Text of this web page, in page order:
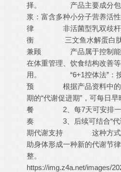
择。 产品主要成分
浆：富含多种小分子营养活
律 非活菌型乳双歧杆菌
衡 三文鱼水解蛋白肽：
兼顾 产品属于控制能量
在体重管理、饮食结构改善
用。 “6+1控体法”：按
预 根据产品资料中
期的“代谢促进期”，可每日
餐 2、每7天可安排一天
奏 3、后续可结合“代谢
期代谢支持 这种方式并
助身体形成一种新的代谢节
整。
https://img.z4a.net/images/